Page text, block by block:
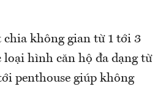
không gian từ 1 tới 3
loại hình căn hộ đa dạng từ
penthouse giúp không